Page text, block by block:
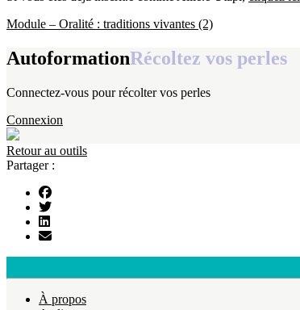
Module – Oralité : traditions vivantes (2)
AutoformationRécoltez vos perles
Connectez-vous pour récolter vos perles
Connexion
Retour au outils
Partager :
À propos